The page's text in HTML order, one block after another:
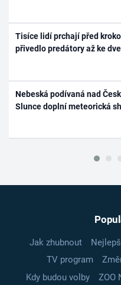
Tisíce lidí prchají před
přivedlo predátory až ke
Nebeská podívaná nad
Slunce doplní meteorická
Jak zhubnout
TV program
Kdy budou volby
ZOO